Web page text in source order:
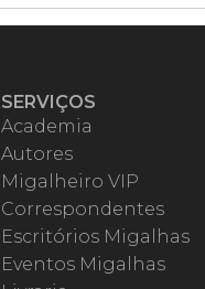
SERVIÇOS
Academia
Autores
Migalheiro VIP
Correspondentes
Escritórios Migalhas
Eventos Migalhas